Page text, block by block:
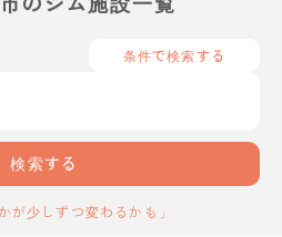
条件で検索する
検索する
が少しずつ変わるかも」